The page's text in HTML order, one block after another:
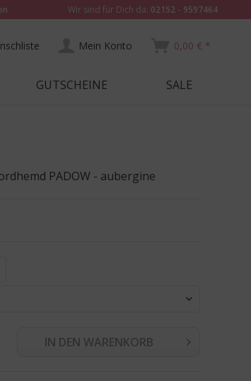
Wir sind für Dich da: 02152 - 9597464
Mein Konto 0,00 € *
GUTSCHEINE SALE
PADOW - aubergine
IN DEN WARENKORB